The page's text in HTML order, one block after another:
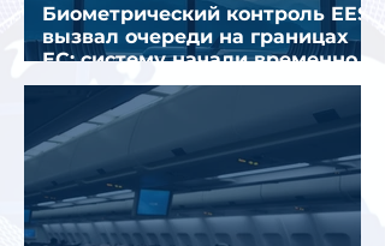
Биометрический контроль EES
вызвал очереди на границах
ЕС: систему начали временно
отключать